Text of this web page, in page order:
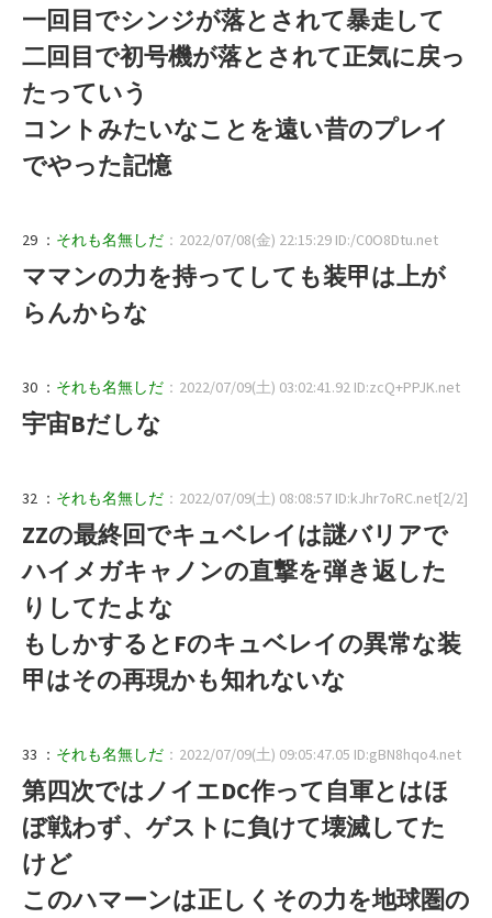
一回目でシンジが落とされて暴走して
二回目で初号機が落とされて正気に戻っ
たっていう
コントみたいなことを遠い昔のプレイ
でやった記憶
29 ： それも名無しだ ：2022/07/08(金) 22:15:29 ID:/C0O8Dtu.net
ママンの力を持ってしても装甲は上が
らんからな
30 ： それも名無しだ ：2022/07/09(土) 03:02:41.92 ID:zcQ+PPJK.net
宇宙Bだしな
32 ： それも名無しだ ：2022/07/09(土) 08:08:57 ID:kJhr7oRC.net[2/2]
ZZの最終回でキュベレイは謎バリアで
ハイメガキャノンの直撃を弾き返した
りしてたよな
もしかするとFのキュベレイの異常な装
甲はその再現かも知れないな
33 ： それも名無しだ ：2022/07/09(土) 09:05:47.05 ID:gBN8hqo4.net
第四次ではノイエDC作って自軍とはほ
ぼ戦わず、ゲストに負けて壊滅してた
けど
このハマーンは正しくその力を地球圏の